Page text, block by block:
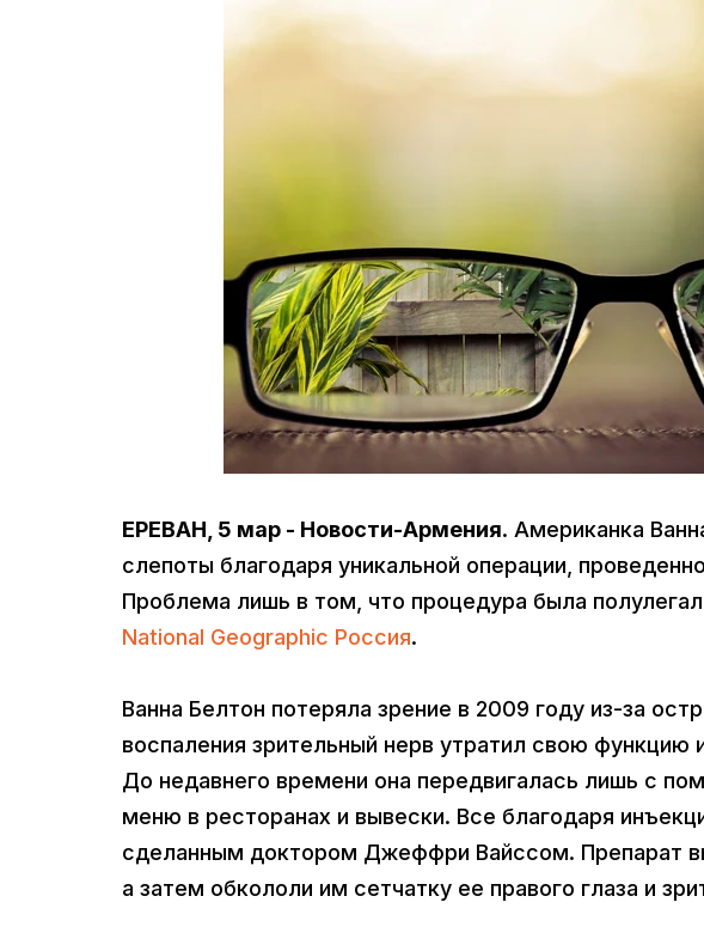
ЕРЕВАН, 5 мар - Новости-Армения. Американка
слепоты благодаря уникальной операции,
Проблема лишь в том, что процедура была
National Geographic Россия.
Ванна Белтон потеряла зрение в 2009 году из-за
воспаления зрительный нерв утратил свою функцию
До недавнего времени она передвигалась лишь с
меню в ресторанах и вывески. Все благодаря
сделанным доктором Джеффри Вайссом. Препарат
а затем обкололи им сетчатку ее правого глаза и